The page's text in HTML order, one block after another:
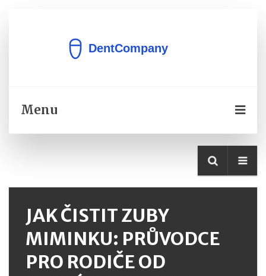
Menu
JAK ČISTIT ZUBY
MIMINKU: PRŮVODCE
PRO RODIČE OD